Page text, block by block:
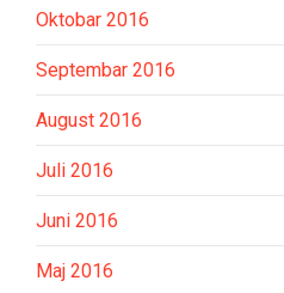
Oktobar 2016
Septembar 2016
August 2016
Juli 2016
Juni 2016
Maj 2016